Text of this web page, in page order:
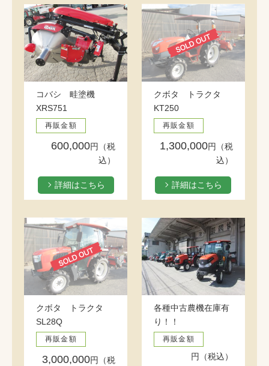
コバシ 畦塗機
XRS751
再販金額
600,000円（税
込）
詳細はこちら
クボタ トラクタ
KT250
再販金額
1,300,000円（税
込）
詳細はこちら
クボタ トラクタ
SL28Q
再販金額
3,000,000円（税
各種中古農機在庫有
り！！
再販金額
円（税込）